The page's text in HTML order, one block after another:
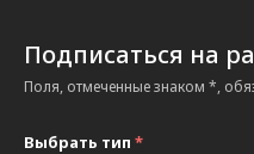
Подписаться на
Поля, отмеченные знаком *,
Выбрать тип *